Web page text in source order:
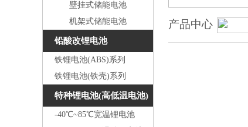
壁挂式储能电池
机架式储能电池
铅酸改锂电池
铁锂电池(ABS)系列
铁锂电池(铁壳)系列
特种锂电池(高低温电池)
-40℃~85℃宽温锂电池
产品中心